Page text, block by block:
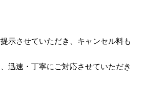
示させていただき、キャンセル料も
迅速・丁寧にご対応させていただき